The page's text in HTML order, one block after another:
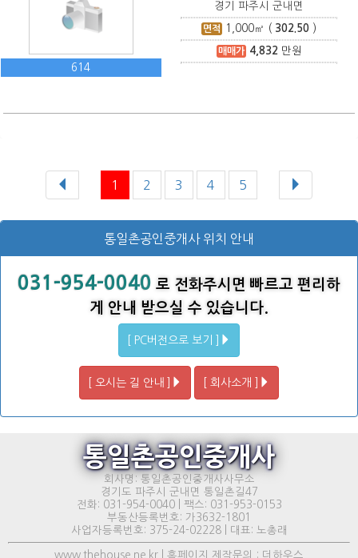
614
경기 파주시 군내면
면적 1,000㎡ ( 302.50 )
매매가 4,832 만원
1 2 3 4 5
통일촌공인중개사 위치 안내
031-954-0040 로 전화주시면 빠르고 편리하
게 안내 받으실 수 있습니다.
[ PC버전으로 보기 ]
[ 오시는 길 안내 ] [ 회사소개 ]
통일촌공인중개사
회사명: 통일촌공인중개사사무소
경기도 파주시 군내면 통일촌길47
전화: 031-954-0040 | 팩스: 031-953-0153
부동산등록번호: 가3632-1801
사업자등록번호: 375-24-02228 | 대표: 노총래
www.thehouse.ne.kr | 홈페이지 제작문의 : 더하우스